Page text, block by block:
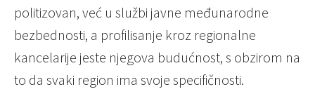
politizovan, već u službi javne međunarodne
bezbednosti, a profilisanje kroz regionalne
kancelarije jeste njegova budućnost, s obzirom na
to da svaki region ima svoje specifičnosti.